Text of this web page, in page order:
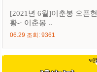
[2021년 6월]이춘봉 오픈현
황-· 이춘봉 ..
06.29 조회: 9361